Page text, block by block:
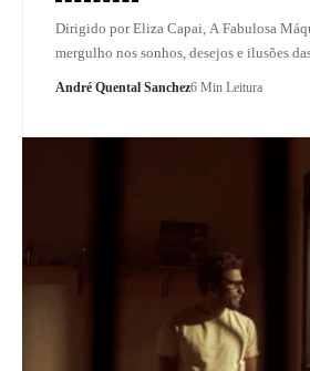
Dirigido por Eliza Capai, A Fabulosa
mergulho nos sonhos, desejos e ilusões
André Quental Sanchez6 Min Leitura